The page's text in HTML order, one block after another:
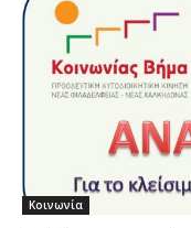
Κοινωνία